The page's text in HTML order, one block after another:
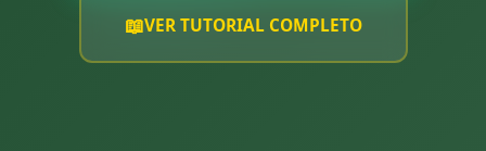
📖VER TUTORIAL COMPLETO